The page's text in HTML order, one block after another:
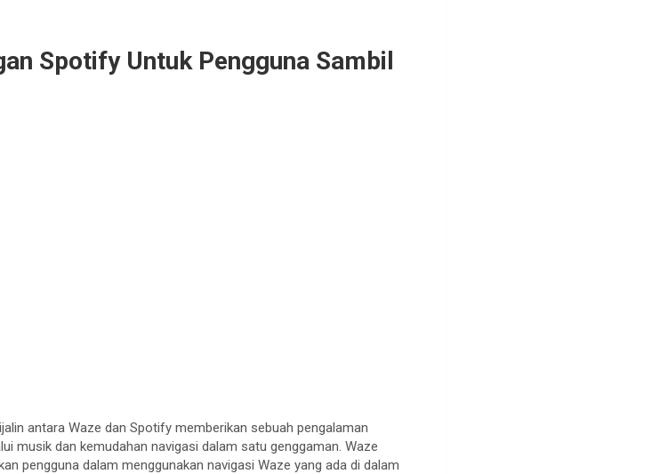
Spotify Untuk Pengguna Sambil
antara Waze dan Spotify memberikan sebuah pengalaman
musik dan kemudahan navigasi dalam satu genggaman. Waze
pengguna dalam menggunakan navigasi Waze yang ada di dalam